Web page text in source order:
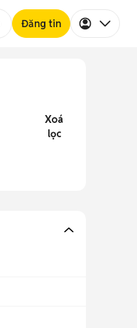
Đăng tin
Đăng bởi
Xoá
lọc